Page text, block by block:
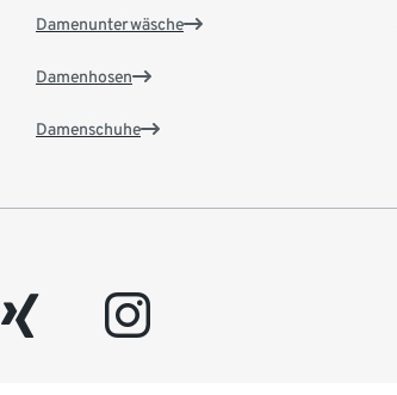
Damenunterwäsche
Damenhosen
Damenschuhe
xing instagram